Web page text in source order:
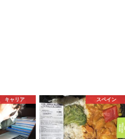
キャリア スペイン